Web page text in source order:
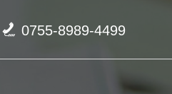
 0755-8989-4499